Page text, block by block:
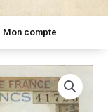
Mon compte